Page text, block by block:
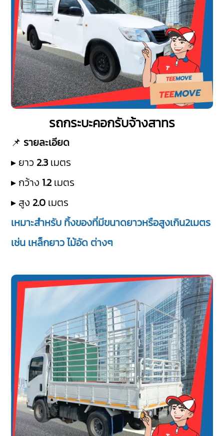
รถกระบะคอกรับจ้างสาทร
📌 รายละเอียด
▸ ยาว 2.3 เมตร
▸ กว้าง 1.2 เมตร
▸ สูง 2.0 เมตร
เหมาะสำหรับ ทิ้งของที่มีขนาดยาวหรือสูงเกิน2เมตร
เช่น เหล็กยาว ไม้อัด ต่างๆ